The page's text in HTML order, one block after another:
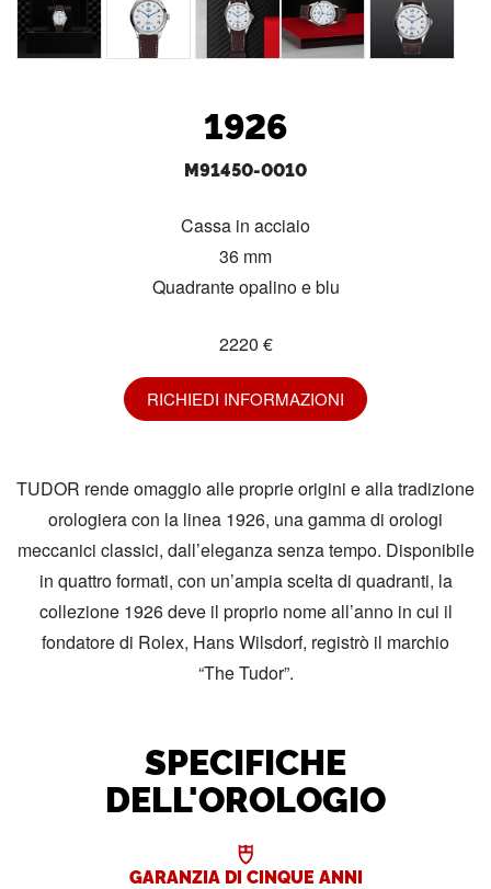
1926
M91450-0010
Cassa in acciaio
36 mm
Quadrante opalino e blu
2220 €
RICHIEDI INFORMAZIONI
TUDOR rende omaggio alle proprie origini e alla tradizione
orologiera con la linea 1926, una gamma di orologi
meccanici classici, dall’eleganza senza tempo. Disponibile
in quattro formati, con un’ampia scelta di quadranti, la
collezione 1926 deve il proprio nome all’anno in cui il
fondatore di Rolex, Hans Wilsdorf, registrò il marchio
“The Tudor”.
SPECIFICHE
DELL'OROLOGIO
GARANZIA DI CINQUE ANNI